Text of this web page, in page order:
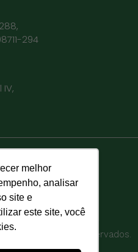
melhor
analisar
site e
este site, você
294
IV,
WEBMAIL
CONOSCO
– 94.669.611/0003-32
os direitos reservados.